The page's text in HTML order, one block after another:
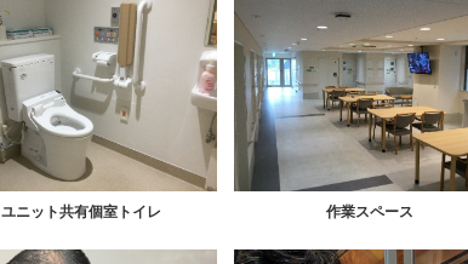
ユニット共有個室トイレ 作業スペース